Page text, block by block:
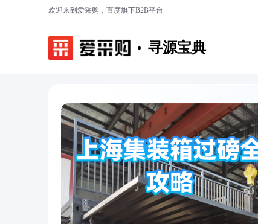
欢迎来到爱采购，百度旗下B2B平台
寻源宝典